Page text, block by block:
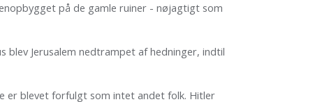
på de gamle ruiner - nøjagtigt som
blev Jerusalem nedtrampet af hedninger, indtil
er blevet forfulgt som intet andet folk. Hitler